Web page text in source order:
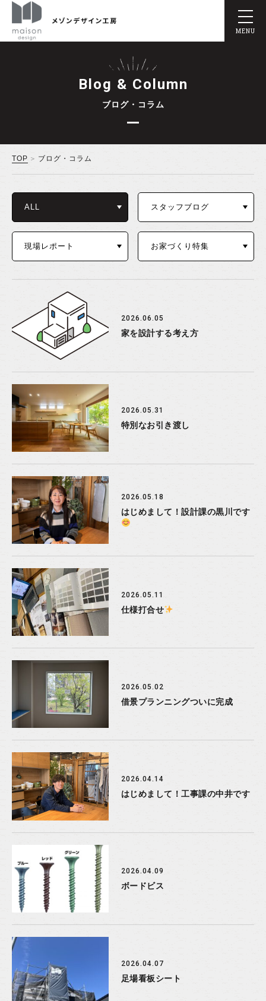
MENU
Blog & Column
ブログ・コラム
TOP ブログ・コラム
ALL スタッフブログ
現場レポート お家づくり特集
2026.06.05
家を設計する考え方
2026.05.31
特別なお引き渡し
2026.05.18
はじめまして！設計課の黒川です
2026.05.11
仕様打合せ
2026.05.02
借景プランニングついに完成
2026.04.14
はじめまして！工事課の中井です
2026.04.09
ボードビス
2026.04.07
足場看板シート